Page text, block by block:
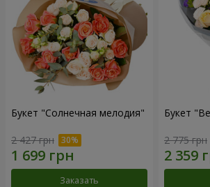
Букет "Солнечная мелодия"
2 427 грн
Заказать
Букет
2 775 грн